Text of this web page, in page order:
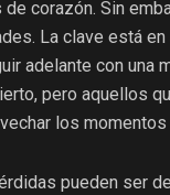
corazón. Sin
La clave está
adelante con una
pero aquellos
los
pueden ser